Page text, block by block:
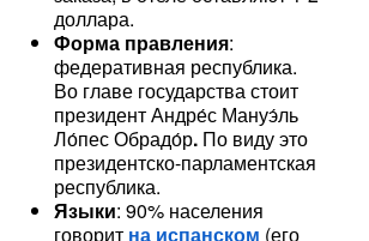
доллара.
Форма правления:
федеративная республика.
Во главе государства стоит
президент Андре́с Мануэ́ль
Ло́пес Обрадо́р. По виду это
президентско-парламентская
республика.
Языки: 90% населения
говорит на испанском (его